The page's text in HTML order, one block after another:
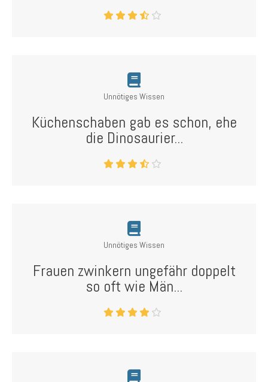
Unnötiges Wissen
Küchenschaben gab es schon, ehe
die Dinosaurier...
Unnötiges Wissen
Frauen zwinkern ungefähr doppelt
so oft wie Män...